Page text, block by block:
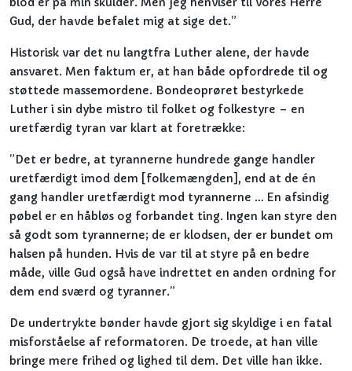
Gud, der havde befalet mig at sige det.”
Historisk var det nu langtfra Luther alene, der havde
ansvaret. Men faktum er, at han både opfordrede til og
støttede massemordene. Bondeoprøret bestyrkede
Luther i sin dybe mistro til folket og folkestyre – en
uretfærdig tyran var klart at foretrække:
”Det er bedre, at tyrannerne hundrede gange handler
uretfærdigt imod dem [folkemængden], end at de én
gang handler uretfærdigt mod tyrannerne … En afsindig
pøbel er en håbløs og forbandet ting. Ingen kan styre den
så godt som tyrannerne; de er klodsen, der er bundet om
halsen på hunden. Hvis de var til at styre på en bedre
måde, ville Gud også have indrettet en anden ordning for
dem end sværd og tyranner.”
De undertrykte bønder havde gjort sig skyldige i en fatal
misforståelse af reformatoren. De troede, at han ville
bringe mere frihed og lighed til dem. Det ville han ikke.